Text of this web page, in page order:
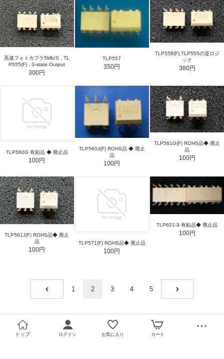
高速フォトカプラ5Mb/S , TL
P555(F) , 3-state Output
300円
TLP557
350円
TLP558(F),TLP555の逆ロジ
ック
380円
TLP560G 有鉛品 ◆ 廃止品
100円
TLP560J(F) ROHS品 ◆ 廃止
品
100円
TLP561G(F) ROHS品◆ 廃止
品
100円
TLP561J(F) ROHS品◆ 廃止
品
100円
TLP571(F) ROHS品◆ 廃止品
100円
TLP621-3 有鉛品◆ 廃止品
100円
1 2 3 4
5
トップ ログイン お気に入り カート